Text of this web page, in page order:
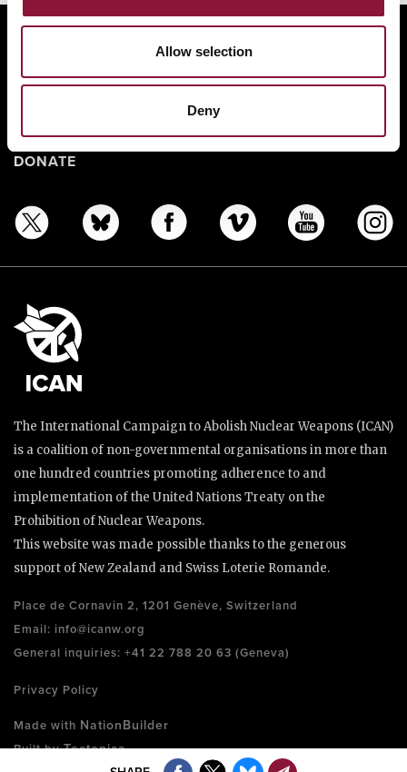
Allow selection
Deny
TAKE ACTION
DONATE
The International Campaign to Abolish Nuclear Weapons (ICAN)
is a coalition of non-governmental organisations in more than
one hundred countries promoting adherence to and
implementation of the United Nations Treaty on the
Prohibition of Nuclear Weapons.
This website was made possible thanks to the generous
support of New Zealand and Swiss Loterie Romande.
Place de Cornavin 2, 1201 Genève, Switzerland
Email: info@icanw.org
General inquiries: +41 22 788 20 63 (Geneva)
Privacy Policy
Made with NationBuilder
Built byTectonica